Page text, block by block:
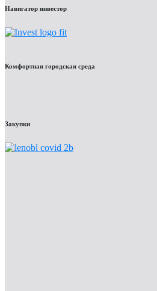
Навигатор инвестор
Комфортная городская среда
Закупки